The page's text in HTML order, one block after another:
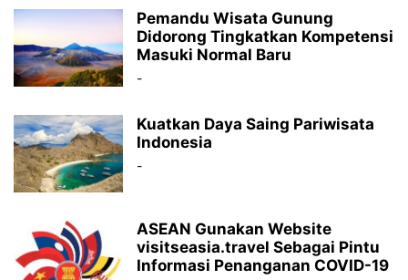
Pemandu Wisata Gunung
Didorong Tingkatkan Kompetensi
Masuki Normal Baru
-
Kuatkan Daya Saing Pariwisata
Indonesia
-
ASEAN Gunakan Website
visitseasia.travel Sebagai Pintu
Informasi Penanganan COVID-19